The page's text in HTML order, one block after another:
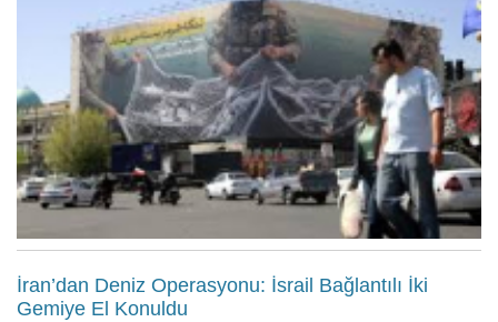
İran’dan Deniz Operasyonu: İsrail Bağlantılı İki
Gemiye El Konuldu